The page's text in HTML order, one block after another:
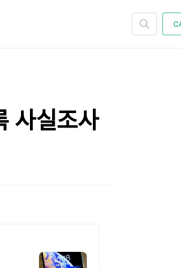
사실조사